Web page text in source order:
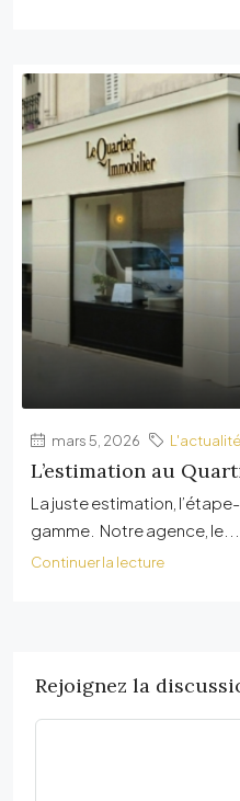
mars 5, 2026
L’estimation au
La juste estimation,
gamme. Notre agence, le...
Continuer la lecture
Rejoignez la